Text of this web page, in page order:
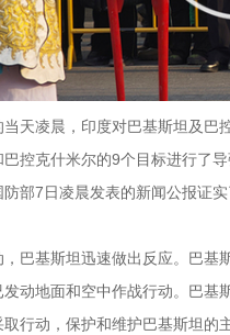
天凌晨，印度对巴基斯坦及巴
控克什米尔的9个目标进行了
部7日凌晨发表的新闻公报证
巴基斯坦迅速做出反应。巴
动地面和空中作战行动。巴
行动，保护和维护巴基斯坦的